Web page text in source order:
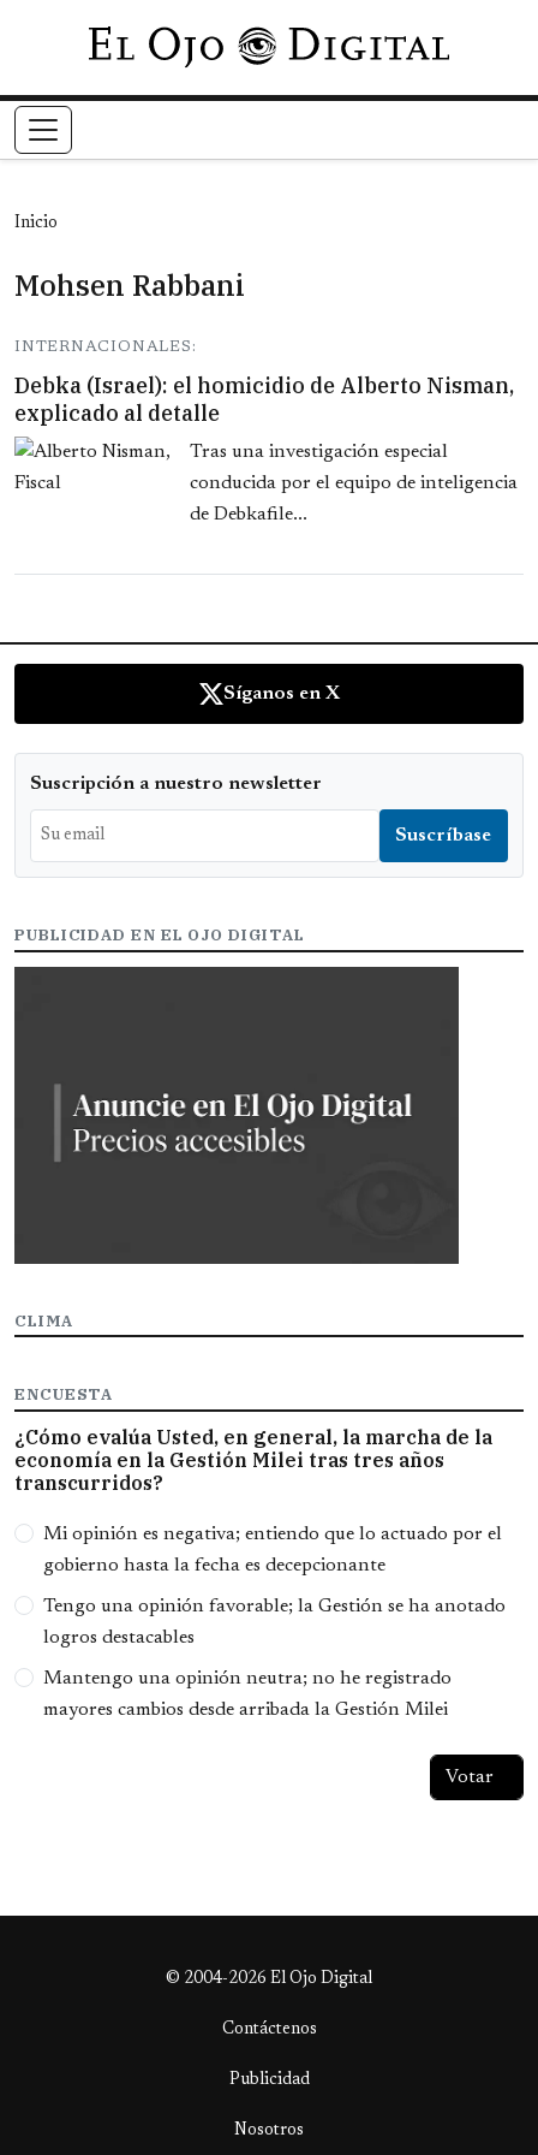
Pasar al contenido principal
Inicio
Mohsen Rabbani
INTERNACIONALES:
Debka (Israel): el homicidio de Alberto Nisman,
explicado al detalle
Tras una investigación especial
conducida por el equipo de inteligencia
de Debkafile...
Síganos en X
Suscripción a nuestro newsletter
PUBLICIDAD EN EL OJO DIGITAL
CLIMA
ENCUESTA
¿Cómo evalúa Usted, en general, la marcha de la
economía en la Gestión Milei tras tres años
transcurridos?
Opciones
Mi opinión es negativa; entiendo que lo actuado por el
gobierno hasta la fecha es decepcionante
Tengo una opinión favorable; la Gestión se ha anotado
logros destacables
Mantengo una opinión neutra; no he registrado
mayores cambios desde arribada la Gestión Milei
© 2004-2026 El Ojo Digital
Contáctenos
Publicidad
Nosotros